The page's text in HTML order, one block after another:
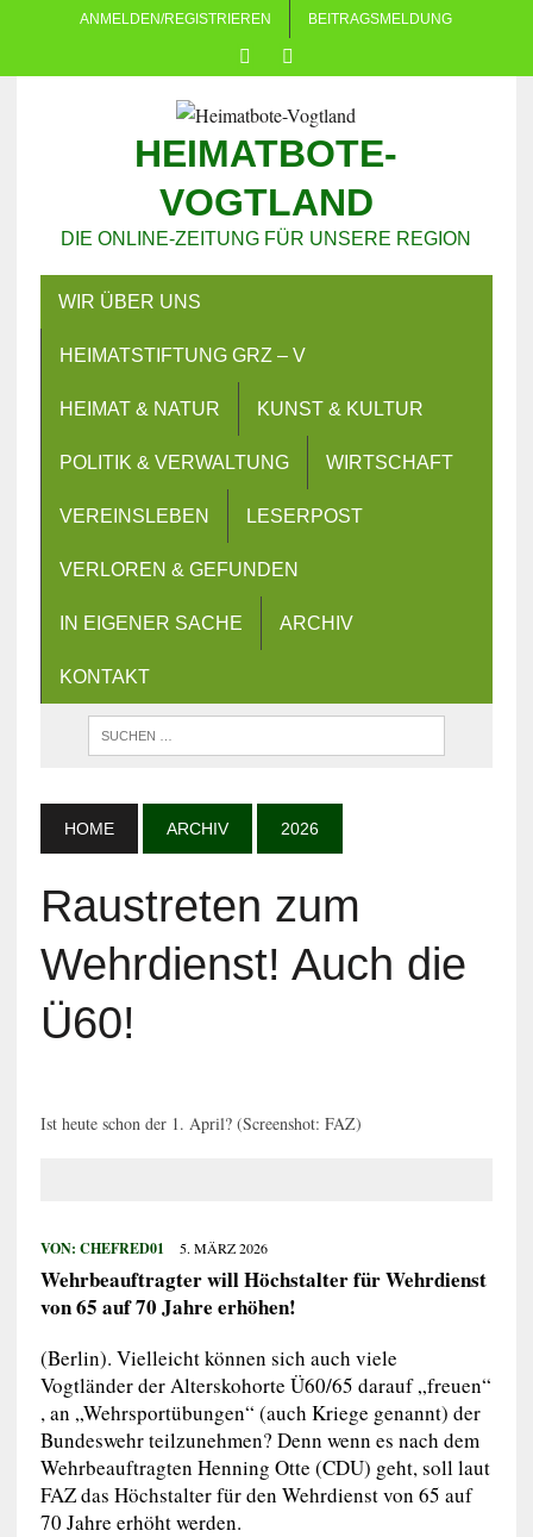
ANMELDEN/REGISTRIEREN BEITRAGSMELDUNG
HEIMATBOTE-
VOGTLAND
DIE ONLINE-ZEITUNG FÜR UNSERE REGION
WIR ÜBER UNS
HEIMATSTIFTUNG GRZ – V
HEIMAT & NATUR KUNST & KULTUR
POLITIK & VERWALTUNG WIRTSCHAFT
VEREINSLEBEN LESERPOST
VERLOREN & GEFUNDEN
IN EIGENER SACHE ARCHIV
KONTAKT
HOME ARCHIV 2026
Raustreten zum
Wehrdienst! Auch die
Ü60!
Ist heute schon der 1. April? (Screenshot: FAZ)
VON: CHEFRED01 5. MÄRZ 2026
Wehrbeauftragter will Höchstalter für Wehrdienst
von 65 auf 70 Jahre erhöhen!
(Berlin). Vielleicht können sich auch viele
Vogtländer der Alterskohorte Ü60/65 darauf „freuen“
, an „Wehrsportübungen“ (auch Kriege genannt) der
Bundeswehr teilzunehmen? Denn wenn es nach dem
Wehrbeauftragten Henning Otte (CDU) geht, soll laut
FAZ das Höchstalter für den Wehrdienst von 65 auf
70 Jahre erhöht werden.